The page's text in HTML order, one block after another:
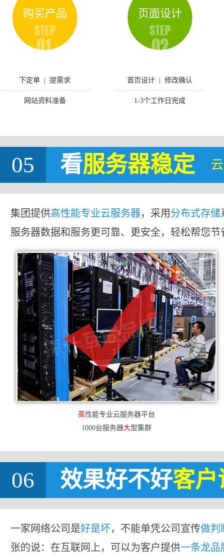
购买产品
下定单 | 提需求
网站资料准备
页面设计
首页设计 | 修改确认
1-3个工作日完成
05 看服务器稳定
集团提供高性能专业云服务器，采用分布式存储
服务器数据和服务更可靠、更安全，轻松帮您节
高性能专业云服务器平台
1000台服务器大型集群
06 效果好不好客户
一家网络公司是好是坏，不能单凭公司宣传做判
张的说：在互联网上，可以为客户提供一条龙品